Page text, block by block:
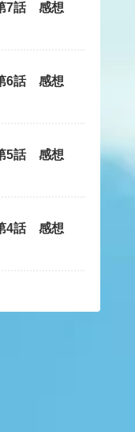
7話 感想
6話 感想
5話 感想
4話 感想